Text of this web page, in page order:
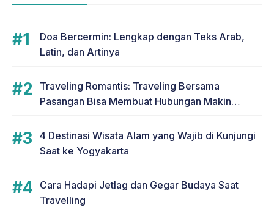
Doa Bercermin: Lengkap dengan Teks Arab,
Latin, dan Artinya
Traveling Romantis: Traveling Bersama
Pasangan Bisa Membuat Hubungan Makin
4 Destinasi Wisata Alam yang Wajib di Kunjungi
Saat ke Yogyakarta
Cara Hadapi Jetlag dan Gegar Budaya Saat
Travelling